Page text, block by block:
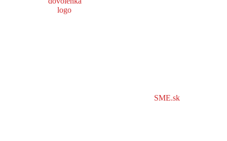
SME.sk